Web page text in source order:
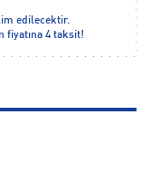
edilecektir.
fiyatına 4 taksit!